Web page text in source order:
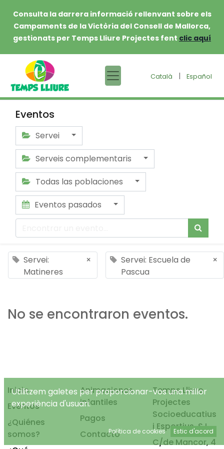
Consulta la darrera informació rellenvant sobre els
Campaments de la Victòria del Consell de Mallorca,
gestionats per Temps Lliure Projectes fent clic aquí
Català | Español
Eventos
Servei
Serveis complementaris
Todas las poblaciones
Eventos pasados
Servei:
Matineres
×
Servei: Escuela de
Pascua
×
No se encontraron eventos.
Inicio
Eventos
¿Quiénes
somos?
Animaciones
infantiles
Pagos
Contacto
Temps Lliure
Projectes
Socioeducatius
i Esportius, S.L.
C/de Mancor, 4
Utilitzem galetes per proporcionar-vos una millor
experiència d'usuari.
Política de cookies Estic d'acord